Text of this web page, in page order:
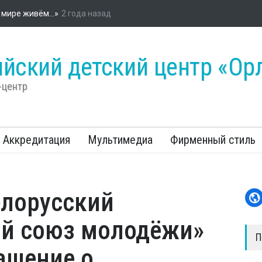
детском центре «Орлёнок» стартовала энергетическая
детский центр
Аккредитация Мультимедиа Фирменный стиль
союз молодёжи»